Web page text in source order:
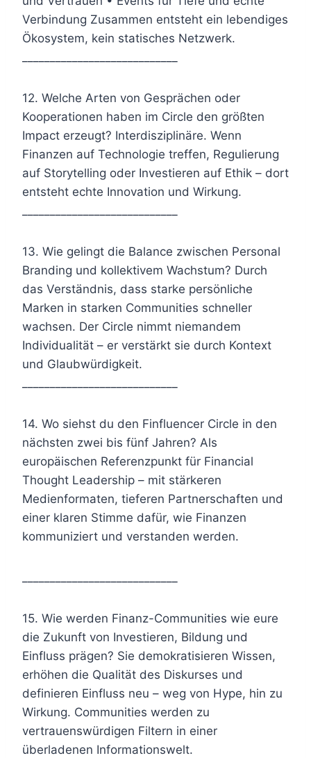
Verbindung Zusammen entsteht ein lebendiges
Ökosystem, kein statisches Netzwerk.
12. Welche Arten von Gesprächen oder
Kooperationen haben im Circle den größten
Impact erzeugt? Interdisziplinäre. Wenn
Finanzen auf Technologie treffen, Regulierung
auf Storytelling oder Investieren auf Ethik – dort
entsteht echte Innovation und Wirkung.
13. Wie gelingt die Balance zwischen Personal
Branding und kollektivem Wachstum? Durch
das Verständnis, dass starke persönliche
Marken in starken Communities schneller
wachsen. Der Circle nimmt niemandem
Individualität – er verstärkt sie durch Kontext
und Glaubwürdigkeit.
14. Wo siehst du den Finfluencer Circle in den
nächsten zwei bis fünf Jahren? Als
europäischen Referenzpunkt für Financial
Thought Leadership – mit stärkeren
Medienformaten, tieferen Partnerschaften und
einer klaren Stimme dafür, wie Finanzen
kommuniziert und verstanden werden.
15. Wie werden Finanz-Communities wie eure
die Zukunft von Investieren, Bildung und
Einfluss prägen? Sie demokratisieren Wissen,
erhöhen die Qualität des Diskurses und
definieren Einfluss neu – weg von Hype, hin zu
Wirkung. Communities werden zu
vertrauenswürdigen Filtern in einer
überladenen Informationswelt.